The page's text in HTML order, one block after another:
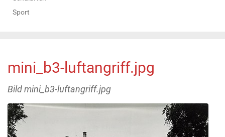
Sport
mini_b3-luftangriff.jpg
Bild mini_b3-luftangriff.jpg